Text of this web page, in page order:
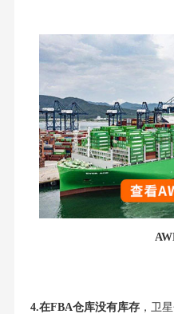
4.在FBA仓库没有库存，卫